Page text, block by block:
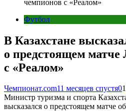
чемпионов с «Реалом»
Футбол
В Казахстане
о предстоящем
с «Реалом»
Чемпионат.com11 месяцев спустя0
Министр туризма и спорта
высказался о предстоящем матче